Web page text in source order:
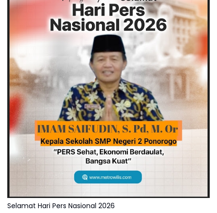
Selamat Hari Pers Nasional 2026